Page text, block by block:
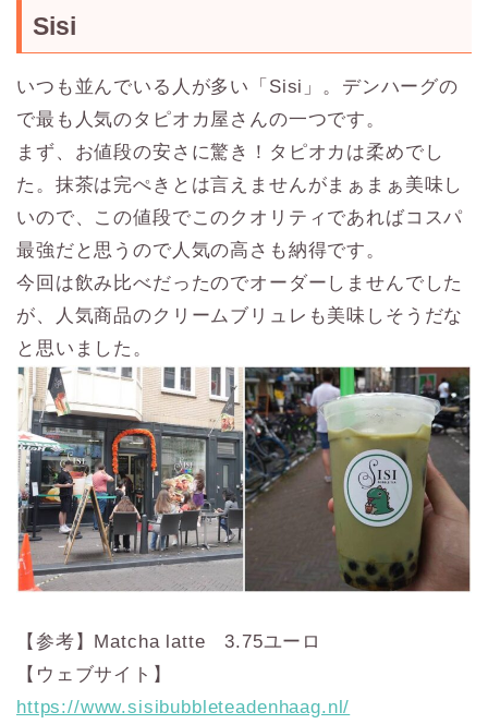
Sisi
いつも並んでいる人が多い「Sisi」。デンハーグの
で最も人気のタピオカ屋さんの一つです。
まず、お値段の安さに驚き！タピオカは柔めでし
た。抹茶は完ぺきとは言えませんがまぁまぁ美味し
いので、この値段でこのクオリティであればコスパ
最強だと思うので人気の高さも納得です。
今回は飲み比べだったのでオーダーしませんでした
が、人気商品のクリームブリュレも美味しそうだな
と思いました。
【参考】Matcha latte 3.75ユーロ
【ウェブサイト】
https://www.sisibubbleteadenhaag.nl/